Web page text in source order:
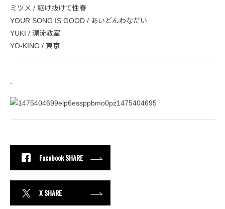
ミツメ / 駆け抜けて性春
YOUR SONG IS GOOD / あいどんわなだい
YUKI / 漂流教室
YO-KING / 東京
Facebook SHARE
X SHARE